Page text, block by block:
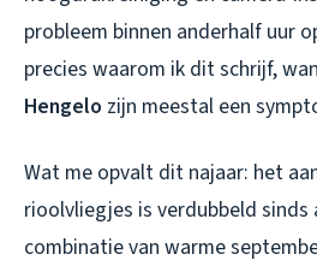
probleem binnen anderhalf uur
precies waarom ik dit schrijf,
Hengelo zijn meestal een
Wat me opvalt dit najaar: het
rioolvliegjes is verdubbeld sinds
combinatie van warme